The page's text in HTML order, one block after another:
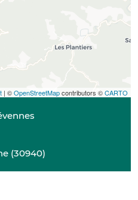
| ©OpenStreetMapcontributors ©CARTO
(30940)